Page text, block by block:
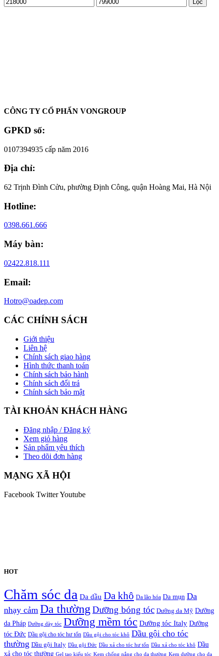
tối
tối
Lọc
CÔNG TY CỔ PHẨN VONGROUP
GPKD số:
0107394935 cấp năm 2016
Địa chỉ:
62 Trịnh Đình Cửu, phường Định Công, quận Hoàng Mai, Hà Nội
Hotline:
0398.661.666
Máy bàn:
02422.818.111
Email:
Hotro@oadep.com
CÁC CHÍNH SÁCH
Giới thiệu
Liên hệ
Chính sách giao hàng
Hình thức thanh toán
Chính sách bảo hành
Chính sách đổi trả
Chính sách bảo mật
TÀI KHOẢN KHÁCH HÀNG
Đăng nhập / Đăng ký
Xem giỏ hàng
Sản phẩm yêu thích
Theo dõi đơn hàng
MẠNG XÃ HỘI
Facebook TwitterYoutube
HOT
Chăm sóc da Da dầu Da khô Da lão hóa Da mụn Da
nhạy cảm Da thường Dưỡng bóng tóc Dưỡng da Mỹ Dưỡng
da Pháp Dưỡng dày tóc Dưỡng mềm tóc Dưỡng tóc Italy Dưỡng
tóc Đức Dầu gội cho tóc hư tổn Dầu gội cho tóc khô Dầu gội cho tóc
thường Dầu gội Italy Dầu gội Đức Dầu xả cho tóc hư tổn Dầu xả cho tóc khô Dầu
xả cho tóc thường Gel tạo kiểu tóc Kem chống nắng cho da thường Kem dưỡng cho da